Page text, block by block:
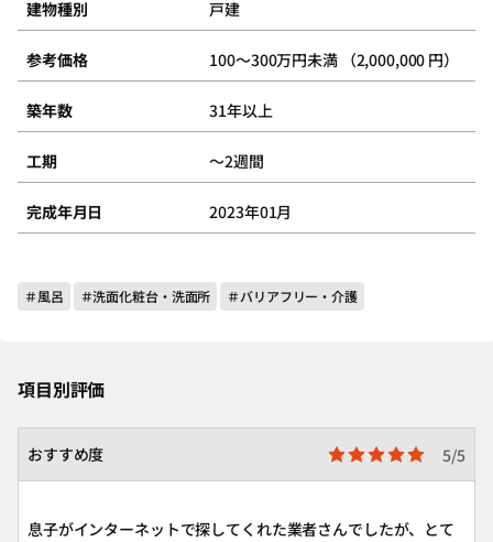
建物種別 戸建
参考価格 100～300万円未満 （2,000,000 円）
築年数 31年以上
工期 ～2週間
完成年月日 2023年01月
＃風呂 ＃洗面化粧台・洗面所 ＃バリアフリー・介護
項目別評価
おすすめ度 5/5
息子がインターネットで探してくれた業者さんでしたが、とて